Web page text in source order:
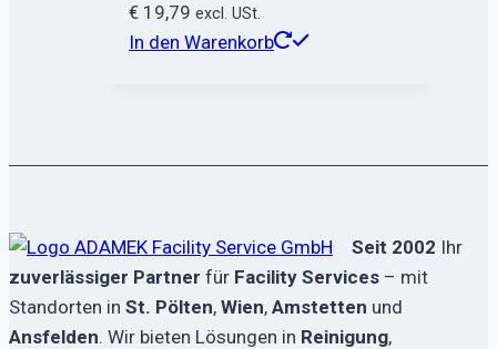
€ 19,79 excl. USt.
In den Warenkorb
Seit 2002 Ihr
zuverlässiger Partner für Facility Services – mit
Standorten in St. Pölten, Wien, Amstetten und
Ansfelden. Wir bieten Lösungen in Reinigung,